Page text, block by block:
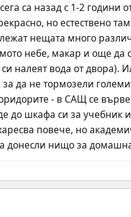
са назад с 1-2 години
но естествено
нещата много
небе, макар и още
налеят вода от двора).
да не тормозели
- в САЩ се
шкафа си за учебник
повече, но
донесли нищо за